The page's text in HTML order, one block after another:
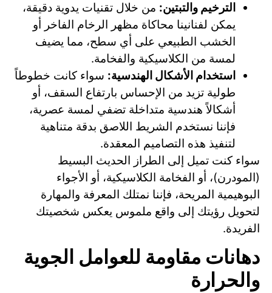
الترخيم والتبتين: من خلال تقنيات يدوية دقيقة،
يمكن لفنانينا محاكاة مظهر الرخام الفاخر أو
الخشب الطبيعي على أي سطح، مما يضيف
لمسة من الكلاسيكية والفخامة.
استخدام الأشكال الهندسية: سواء كانت خطوطاً
طولية تزيد من الإحساس بارتفاع السقف، أو
أشكالاً هندسية متداخلة تضفي لمسة عصرية،
فإننا نستخدم الشريط اللاصق بدقة متناهية
لتنفيذ هذه التصاميم المعقدة.
سواء كنت تميل إلى الطراز الحديث البسيط
(المودرن)، أو الفخامة الكلاسيكية، أو الأجواء
البوهيمية المريحة، فإننا نمتلك المعرفة والمهارة
لتحويل رؤيتك إلى واقع ملموس يعكس شخصيتك
الفريدة.
دهانات مقاومة للعوامل الجوية
والحرارة